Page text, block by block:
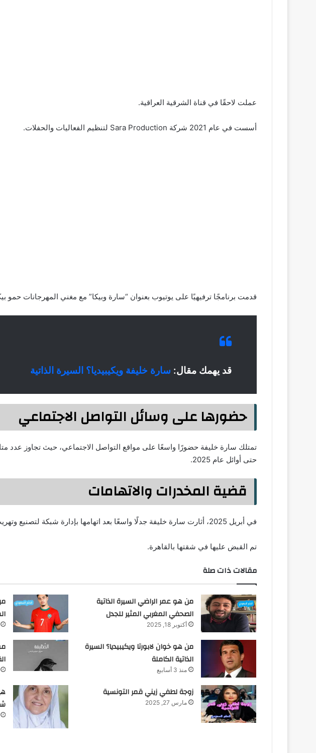
عملت لاحقًا في قناة الشرقية العراقية.
أسست في عام 2021 شركة Sara Production لتنظيم الفعاليات والحفلات.
قدمت برنامجًا ترفيهيًا على يوتيوب بعنوان “سارة وبيكا” مع مغني المهرجانات حمو
قد يهمك مقال: سارة خليفة ويكيبيديا؟ السيرة الذاتية
حضورها على وسائل التواصل الاجتماعي
حتى أوائل عام 2025.
قضية المخدرات والاتهامات
في أبريل 2025، أثارت سارة خليفة جدلًا واسعًا بعد اتهامها بإدارة شبكة لتصنيع وتهريب المخدرات الصناعية في مصر:
تم القبض عليها في شقتها بالقاهرة.
مقالات ذات صلة
من هو عمر الراضي السيرة الذاتية
الصحفي المغربي المثير للجدل
أكتوبر 18, 2025
من هو خوان لابورتا ويكيبيديا؟ السيرة
الذاتية الكاملة
منذ 3 أسابيع
زوجة لطفي زيني قمر التونسية
مارس 27, 2025